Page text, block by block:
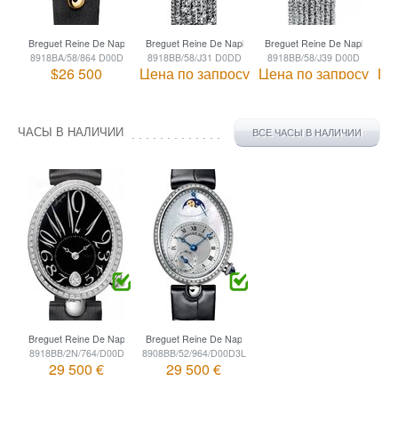
Breguet Reine De Naples
8918BA/58/864 D00D
$26 500
Breguet Reine De Naples
8918BB/58/J31 D0DD
Цена по запросу
Breguet Reine De Naples
8918BB/58/J39 D00D
Цена по запросу
ЧАСЫ В НАЛИЧИИ ВСЕ ЧАСЫ В НАЛИЧИИ
Breguet Reine De Naples
8918BB/2N/764/D00D
29 500 €
Breguet Reine De Naples
8908BB/52/964/D00D3L
29 500 €